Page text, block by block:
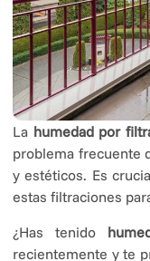
La humedad por
problema frecuente
y estéticos. Es
estas filtraciones
¿Has tenido
recientemente y te